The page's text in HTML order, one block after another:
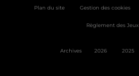
Plan du site Gestion des cookies
Règlement des Jeux
Archives 2026 2025